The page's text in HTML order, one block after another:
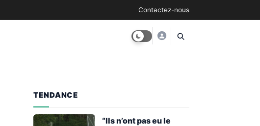
Contactez-nous
TENDANCE
“Ils n’ont pas eu le